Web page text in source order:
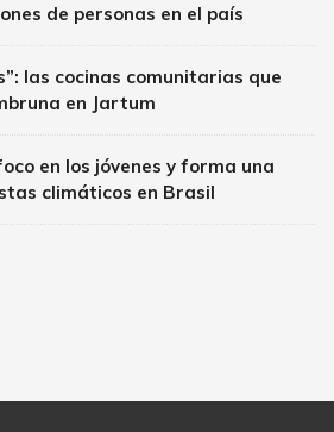
de personas en el país
las cocinas comunitarias que
en Jartum
en los jóvenes y forma una
climáticos en Brasil